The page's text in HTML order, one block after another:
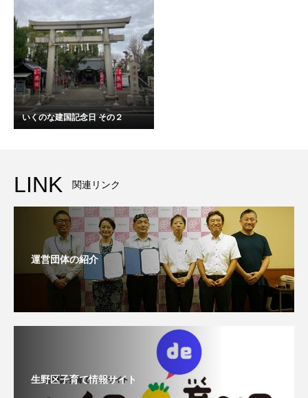
いくのな建国記念日 その２
LINK 関連リンク
運営団体の紹介
生野区子育て情報サイト